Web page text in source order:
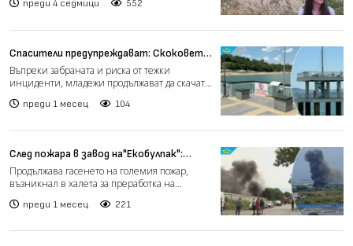
преди 4 седмици 552
Спасители предупреждават: Скоковете
от моста в Бургас могат да бъдат
фатални (видео)
Въпреки забраната и риска от тежки
инциденти, младежи продължават да скачат
преди 1 месец 104
След пожара в завод на"Екобулпак":
Мобилна станция следи за качеството
на въздуха (видео)
Продължава гасенето на големия пожар,
възникнал в халета за преработка на
преди 1 месец 221